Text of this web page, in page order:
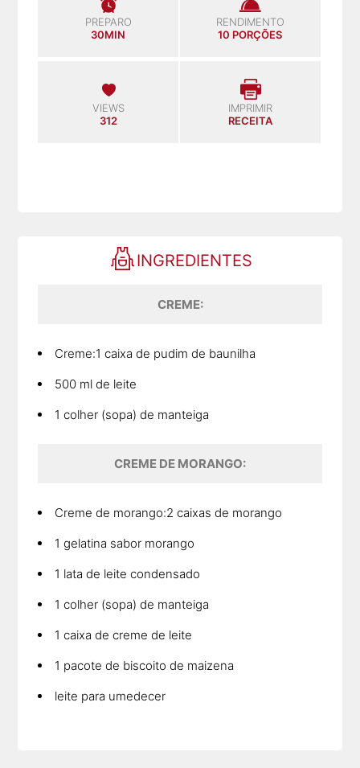
PREPARO
30MIN
RENDIMENTO
10 PORÇÕES
VIEWS
312
IMPRIMIR
RECEITA
INGREDIENTES
CREME:
Creme:1 caixa de pudim de baunilha
500 ml de leite
1 colher (sopa) de manteiga
CREME DE MORANGO:
Creme de morango:2 caixas de morango
1 gelatina sabor morango
1 lata de leite condensado
1 colher (sopa) de manteiga
1 caixa de creme de leite
1 pacote de biscoito de maizena
leite para umedecer